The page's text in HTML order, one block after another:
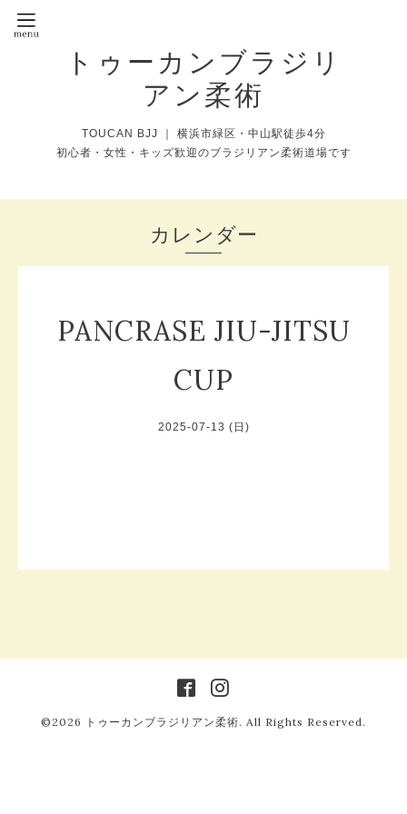
トゥーカンブラジリ
アン柔術
TOUCAN BJJ ｜ 横浜市緑区・中山駅徒歩4分
初心者・女性・キッズ歓迎のブラジリアン柔術道場です
カレンダー
PANCRASE JIU-JITSU
CUP
2025-07-13 (日)
©2026 トゥーカンブラジリアン柔術. All Rights Reserved.